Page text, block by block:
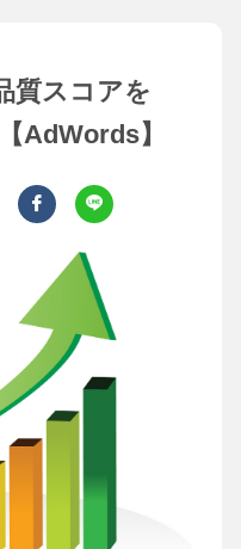
質スコアを
AdWords】